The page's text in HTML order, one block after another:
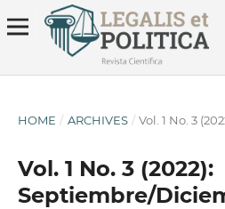
HOME / ARCHIVES / Vol. 1 No. 3
Vol. 1 No. 3 (2022):
Septiembre/